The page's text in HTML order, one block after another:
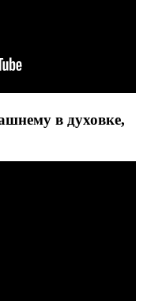
в духовке,